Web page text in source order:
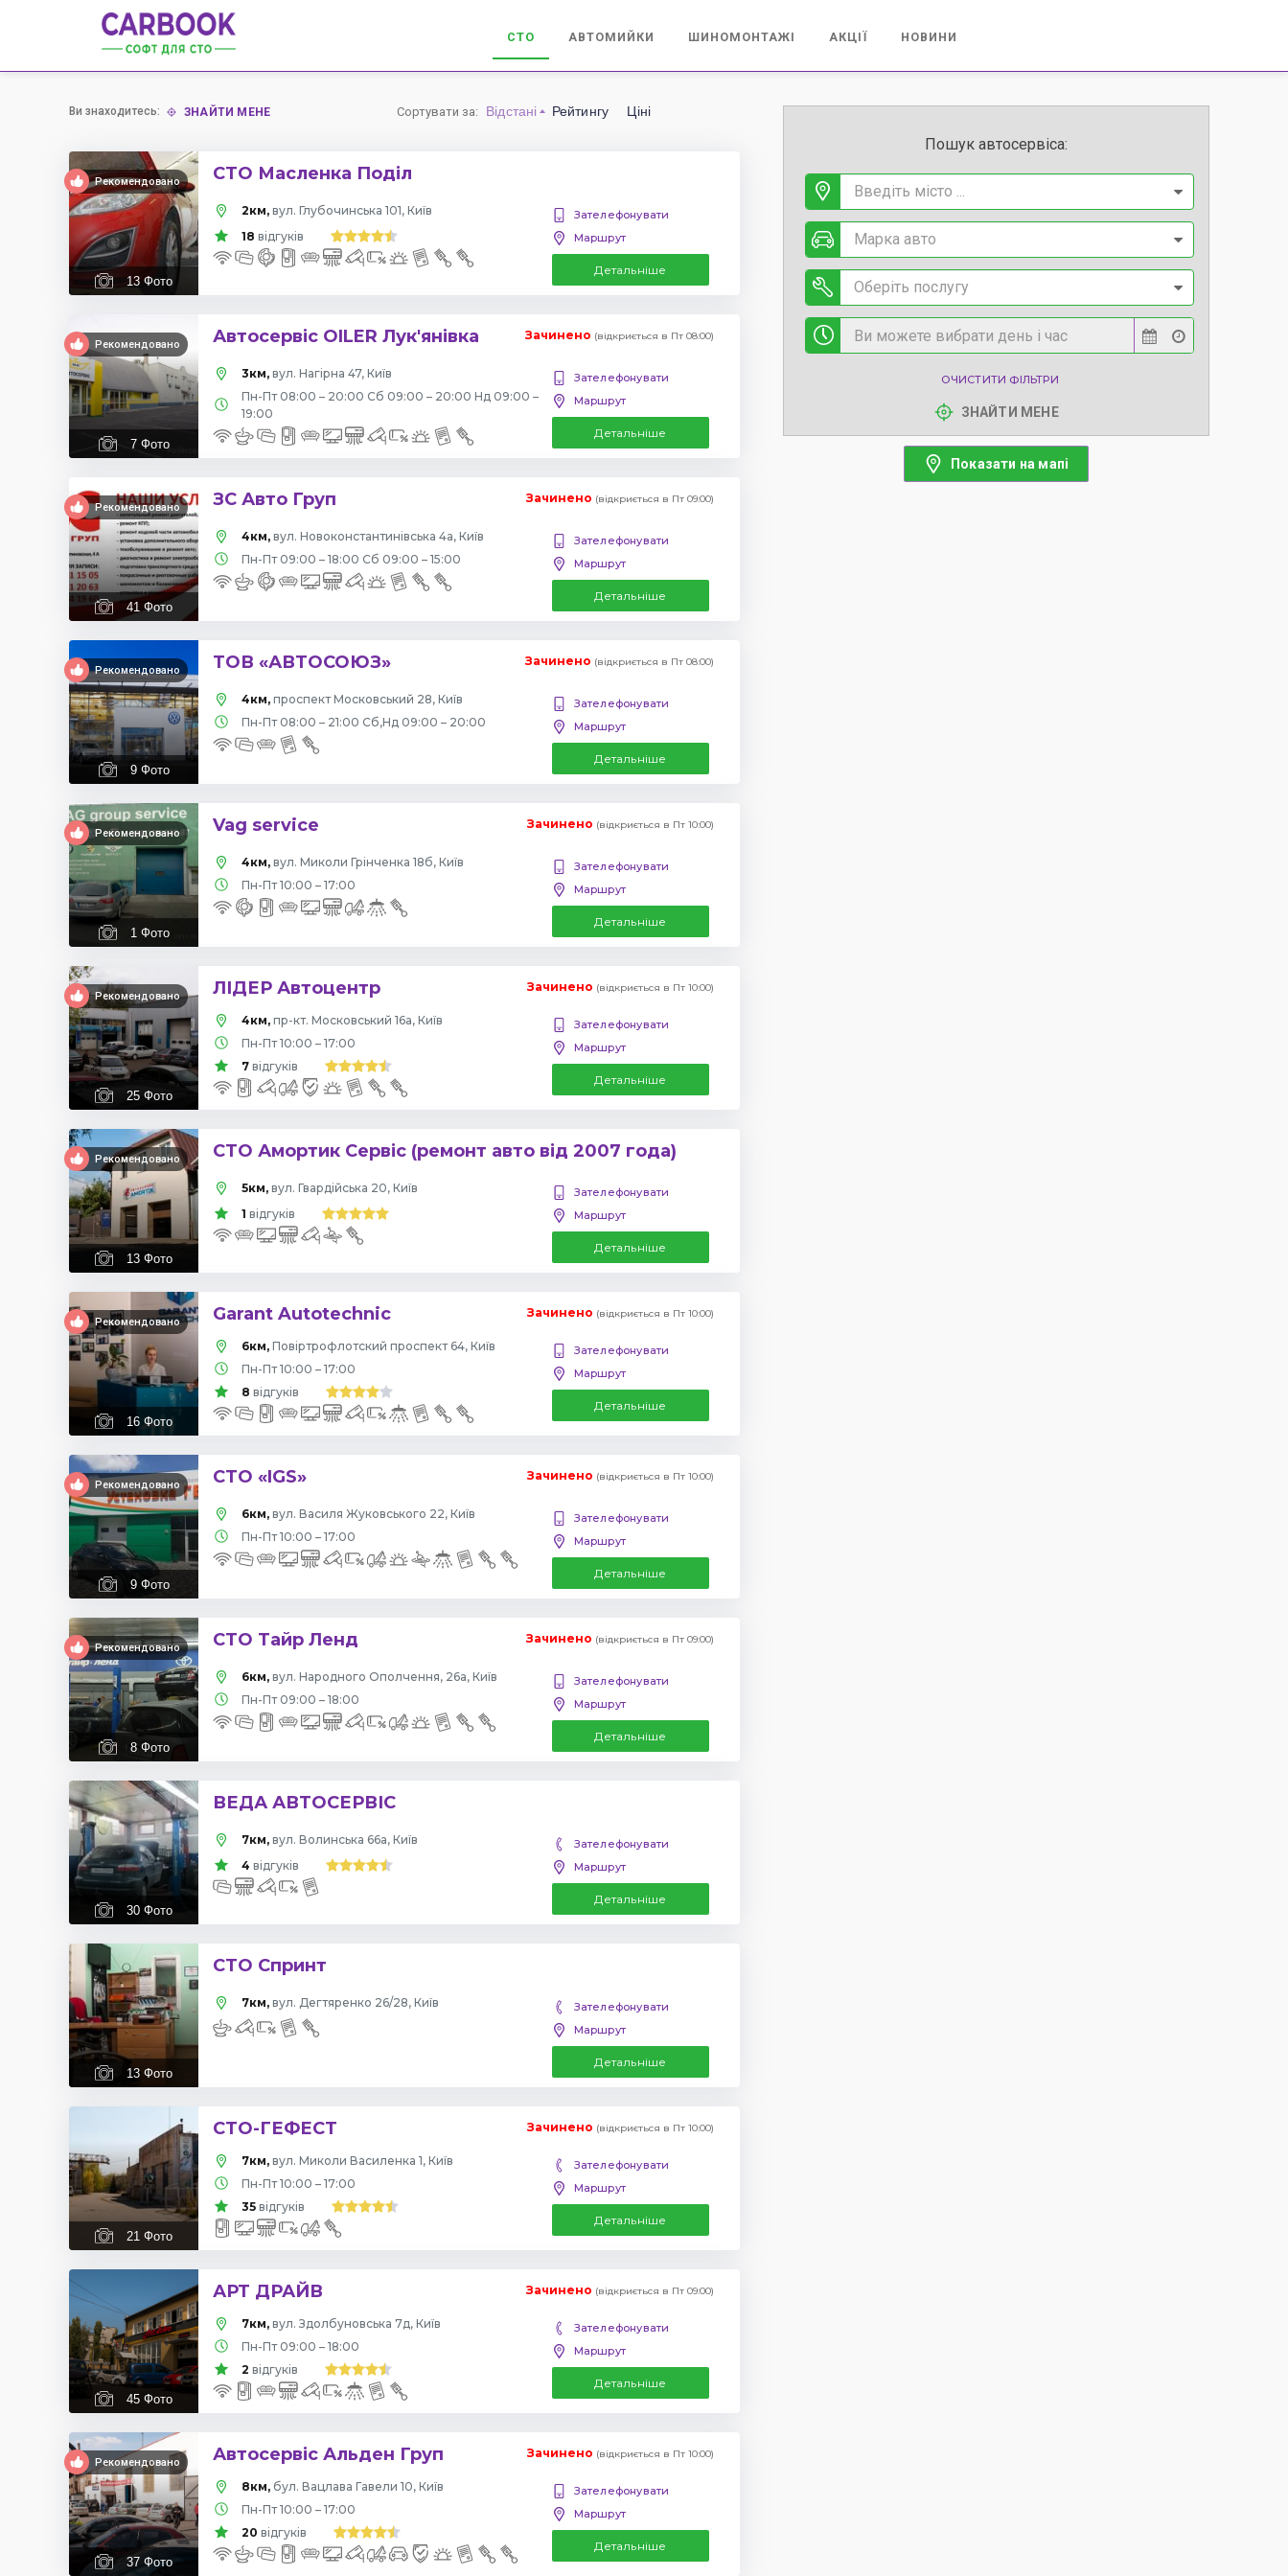
СТО АВТОМИЙКИ ШИНОМОНТАЖІ АКЦІЇ НОВИНИ
Ви знаходитесь: ЗНАЙТИ МЕНЕ Сортувати за: Відстані Рейтингу Ціні
Рекомендовано
13 Фото
СТО Масленка Поділ
2км, вул. Глубочинська 101, Київ
18 відгуків
Зателефонувати
Маршрут
Детальніше
Рекомендовано
7 Фото
Автосервіс OILER Лук'янівка Зачинено (відкриється в Пт 08:00)
3км, вул. Нагірна 47, Київ
Пн-Пт 08:00 – 20:00 Сб 09:00 – 20:00 Нд 09:00 –
19:00
Зателефонувати
Маршрут
Детальніше
Рекомендовано
41 Фото
ЗС Авто Груп Зачинено (відкриється в Пт 09:00)
4км, вул. Новоконстантинівська 4а, Київ
Пн-Пт 09:00 – 18:00 Сб 09:00 – 15:00
Зателефонувати
Маршрут
Детальніше
Рекомендовано
9 Фото
ТОВ «АВТОСОЮЗ» Зачинено (відкриється в Пт 08:00)
4км, проспект Московський 28, Київ
Пн-Пт 08:00 – 21:00 Сб,Нд 09:00 – 20:00
Зателефонувати
Маршрут
Детальніше
Рекомендовано
1 Фото
Vag service Зачинено (відкриється в Пт 10:00)
4км, вул. Миколи Грінченка 18б, Київ
Пн-Пт 10:00 – 17:00
Зателефонувати
Маршрут
Детальніше
Рекомендовано
25 Фото
ЛІДЕР Автоцентр Зачинено (відкриється в Пт 10:00)
4км, пр-кт. Московський 16а, Київ
Пн-Пт 10:00 – 17:00
7 відгуків
Зателефонувати
Маршрут
Детальніше
Рекомендовано
13 Фото
СТО Амортик Сервіс (ремонт авто від 2007 года)
5км, вул. Гвардійська 20, Київ
1 відгуків
Зателефонувати
Маршрут
Детальніше
Рекомендовано
16 Фото
Garant Autotechnic Зачинено (відкриється в Пт 10:00)
6км,
Повіртрофлотский проспект 64, Київ
Пн-Пт 10:00 – 17:00
8 відгуків
Зателефонувати
Маршрут
Детальніше
Рекомендовано
9 Фото
СТО «IGS» Зачинено (відкриється в Пт 10:00)
6км, вул. Василя Жуковського 22, Київ
Пн-Пт 10:00 – 17:00
Зателефонувати
Маршрут
Детальніше
Рекомендовано
8 Фото
СТО Тайр Ленд Зачинено (відкриється в Пт 09:00)
6км, вул. Народного Ополчення, 26а, Київ
Пн-Пт 09:00 – 18:00
Зателефонувати
Маршрут
Детальніше
30 Фото
ВЕДА АВТОСЕРВІС
7км, вул. Волинська 66а, Київ
4 відгуків
Зателефонувати
Маршрут
Детальніше
13 Фото
СТО Спринт
7км, вул. Дегтяренко 26/28, Київ
Зателефонувати
Маршрут
Детальніше
21 Фото
СТО-ГЕФЕСТ Зачинено (відкриється в Пт 10:00)
7км, вул. Миколи Василенка 1, Київ
Пн-Пт 10:00 – 17:00
35 відгуків
Зателефонувати
Маршрут
Детальніше
45 Фото
АРТ ДРАЙВ Зачинено (відкриється в Пт 09:00)
7км, вул. Здолбуновська 7д, Київ
Пн-Пт 09:00 – 18:00
2 відгуків
Зателефонувати
Маршрут
Детальніше
Рекомендовано
37 Фото
Автосервіс Альден Груп Зачинено (відкриється в Пт 10:00)
8км, бул. Вацлава Гавели 10, Київ
Пн-Пт 10:00 – 17:00
20 відгуків
Зателефонувати
Маршрут
Детальніше
Пошук автосервіса:
Введіть місто ...
Марка авто
Оберіть послугу
ОЧИСТИТИ ФІЛЬТРИ
ЗНАЙТИ МЕНЕ
Показати на мапі